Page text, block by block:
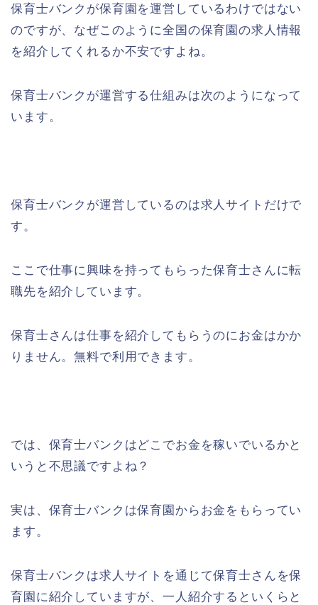
保育士バンクが保育園を運営しているわけではない
のですが、なぜこのように全国の保育園の求人情報
を紹介してくれるか不安ですよね。
保育士バンクが運営する仕組みは次のようになって
います。
保育士バンクが運営しているのは求人サイトだけで
す。
ここで仕事に興味を持ってもらった保育士さんに転
職先を紹介しています。
保育士さんは仕事を紹介してもらうのにお金はかか
りません。無料で利用できます。
では、保育士バンクはどこでお金を稼いでいるかと
いうと不思議ですよね？
実は、保育士バンクは保育園からお金をもらってい
ます。
保育士バンクは求人サイトを通じて保育士さんを保
育園に紹介していますが、一人紹介するといくらと